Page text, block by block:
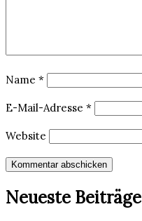
Name *
E-Mail-Adresse *
Website
Neueste Beiträge